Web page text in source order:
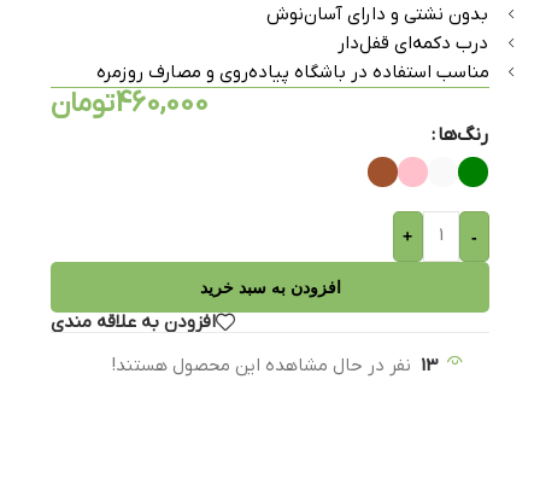
بدون نشتی و دارای آسان‌نوش
درب دکمه‌ای قفل‌دار
مناسب استفاده در باشگاه پیاده‌روی و مصارف روزمره
460,000تومان
رنگ‌ها
-
+
افزودن به سبد خرید
افزودن به علاقه مندی
13 نفر در حال مشاهده این محصول هستند!